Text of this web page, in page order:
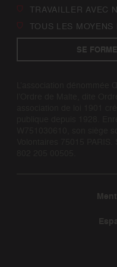
TRAVAILLER AVEC
TOUS LES MOYENS
SE